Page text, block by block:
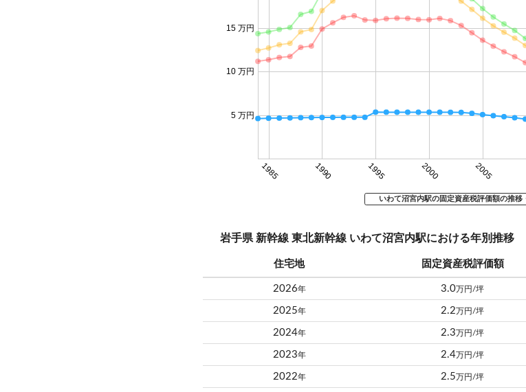
1985 1990 1995 2000 2005
5 万円
10 万円
15 万円
いわて沼宮内駅の固定資産税評価額の推移
岩手県 新幹線 東北新幹線 いわて沼宮内駅における年別推移
住宅地 固定資産税評価額
2026年 3.0万円/坪
2025年 2.2万円/坪
2024年 2.3万円/坪
2023年 2.4万円/坪
2022年 2.5万円/坪